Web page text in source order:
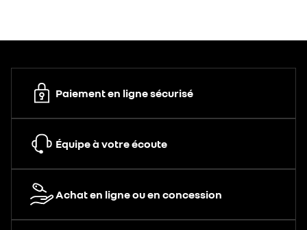
Paiement en ligne sécurisé
Équipe à votre écoute
Achat en ligne ou en concession